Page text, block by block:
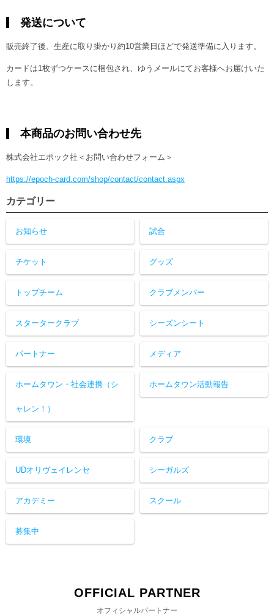
発送について
販売終了後、生産に取り掛かり約10営業日ほどで発送準備に入ります。
カードは1枚ずつケースに梱包され、ゆうメールにてお客様へお届けいた
します。
本商品のお問い合わせ先
株式会社エポック社＜お問い合わせフォーム＞
https://epoch-card.com/shop/contact/contact.aspx
カテゴリー
お知らせ 試合
チケット グッズ
トップチーム クラブメンバー
スタータークラブ シーズンシート
パートナー メディア
ホームタウン・社会連携（シ
ャレン！）
ホームタウン活動報告
環境 クラブ
UDオリヴェイレンセ シーガルズ
アカデミー スクール
募集中
OFFICIAL PARTNER
オフィシャルパートナー